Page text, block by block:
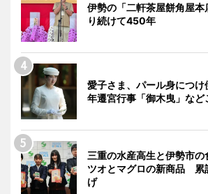
伊勢の「二軒茶屋餅角屋
り続けて450年
愛子さま、パール身につ
年遷宮行事「御木曳」など
三重の水産高生と伊勢市の
ツオとマグロの新商品 累
げ